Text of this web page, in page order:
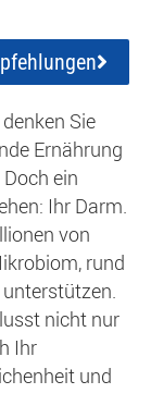
Sie
Ernährung
ein
Ihr Darm.
von
rund
nicht nur
Ihr
und